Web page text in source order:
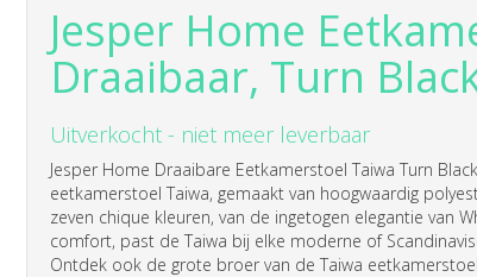
Jesper Home
Draaibaar, Turn
Uitverkocht - niet meer leverbaar
Jesper Home Draaibare Eetkamerstoel Taiwa Turn
eetkamerstoel Taiwa, gemaakt van hoogwaardig
zeven chique kleuren, van de ingetogen elegantie van
comfort, past de Taiwa bij elke moderne of
Ontdek ook de grote broer van de Taiwa